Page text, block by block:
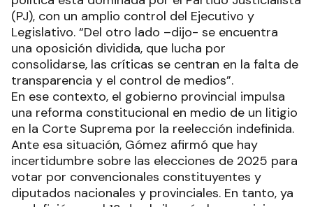
(PJ), con un amplio control del Ejecutivo y
Legislativo. “Del otro lado –dijo- se encuentra
una oposición dividida, que lucha por
consolidarse, las críticas se centran en la falta de
transparencia y el control de medios”.
En ese contexto, el gobierno provincial impulsa
una reforma constitucional en medio de un litigio
en la Corte Suprema por la reelección indefinida.
Ante esa situación, Gómez afirmó que hay
incertidumbre sobre las elecciones de 2025 para
votar por convencionales constituyentes y
diputados nacionales y provinciales. En tanto, ya